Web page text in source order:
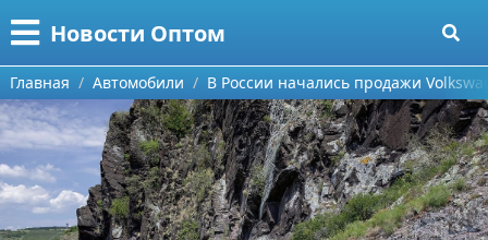
Новости Оптом
Меню
Главная
Категории
Информационные технологии
Автомобили
Поиск
О проекте
Главная Автомобили В России начались продажи